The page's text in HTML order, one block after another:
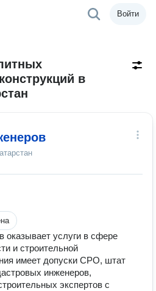
Войти
в
оказывает услуги в сфере
и строительной
имеет допуски СРО, штат
инженеров,
экспертов с